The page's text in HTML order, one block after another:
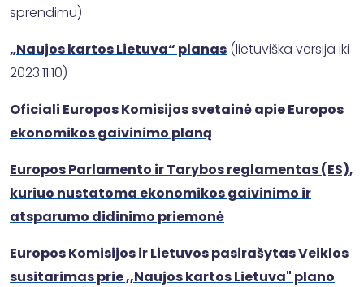
sprendimu)
„Naujos kartos Lietuva“ planas (lietuviška versija iki
2023.11.10)
Oficiali Europos Komisijos svetainė apie Europos
ekonomikos gaivinimo planą
Europos Parlamento ir Tarybos reglamentas (ES),
kuriuo nustatoma ekonomikos gaivinimo ir
atsparumo didinimo priemonė
Europos Komisijos ir Lietuvos pasirašytas Veiklos
susitarimas prie ,,Naujos kartos Lietuva" plano